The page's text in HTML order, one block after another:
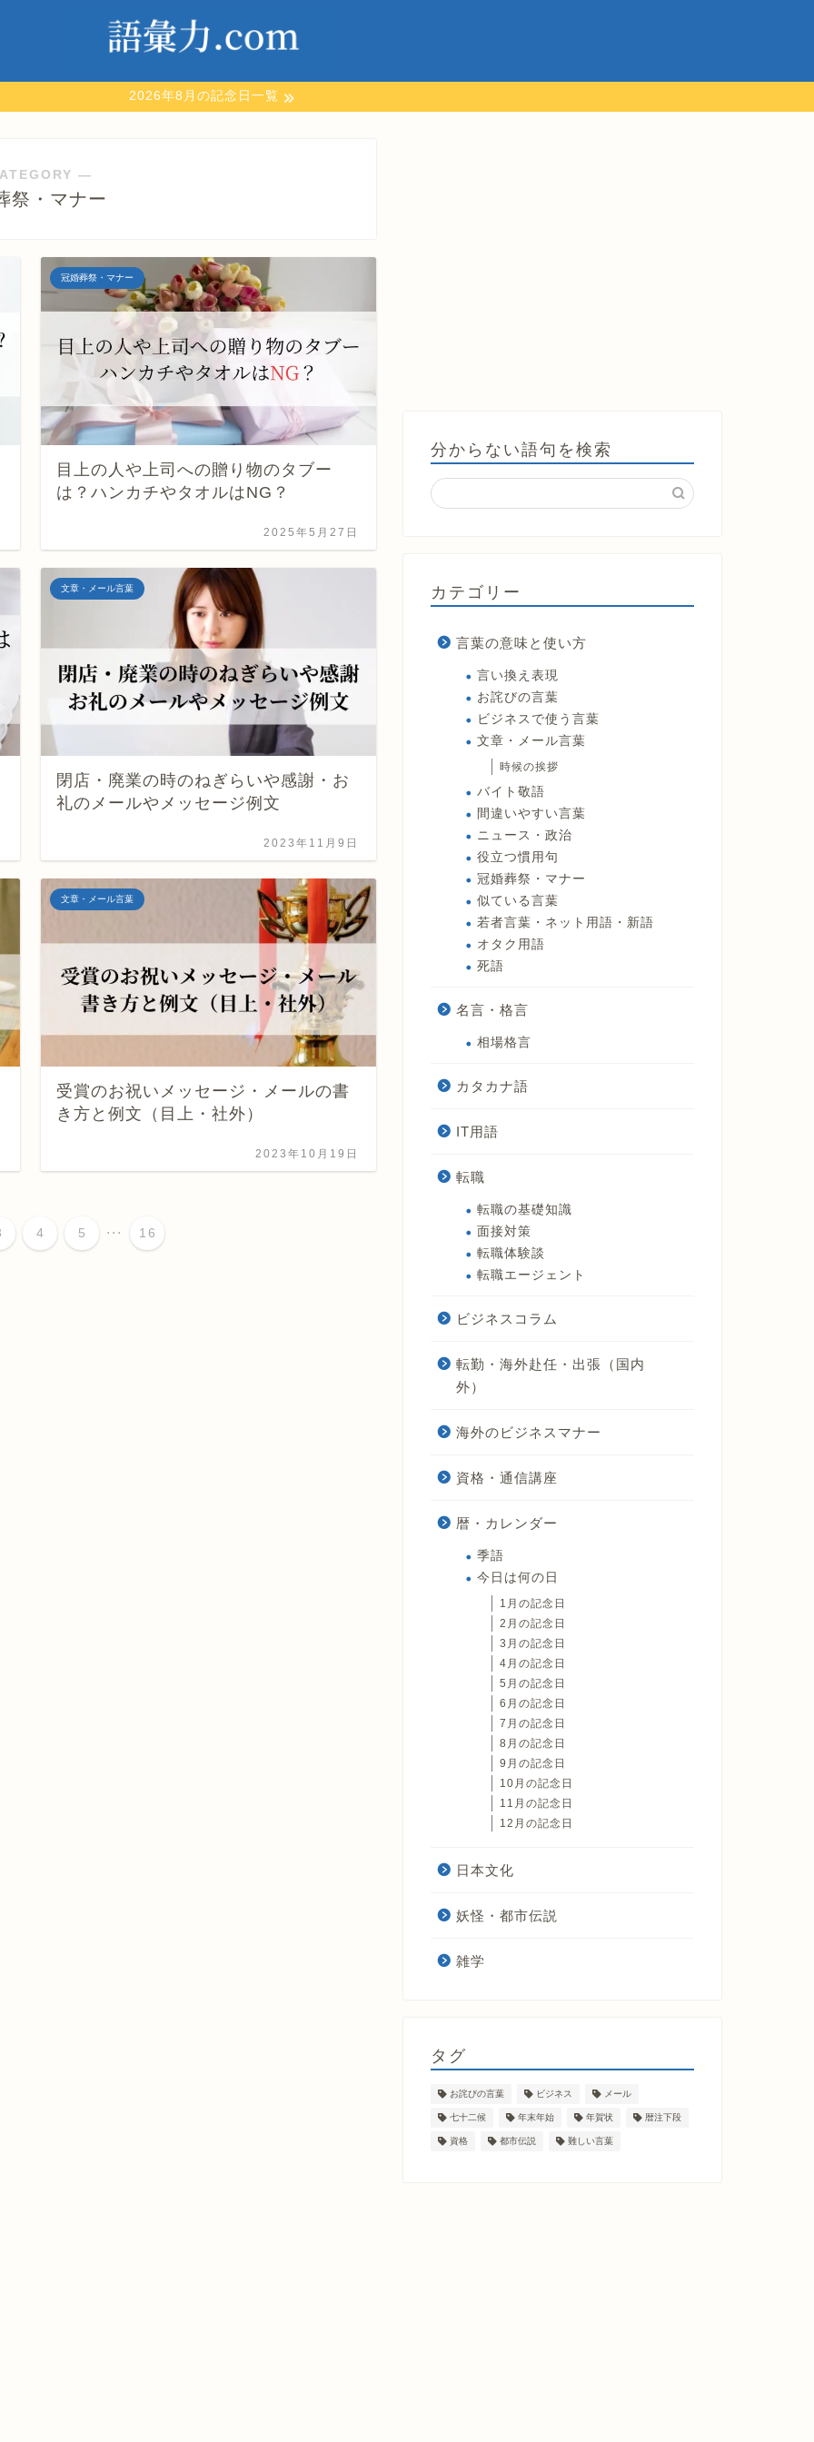
2026年8月の記念日一覧
―
祭・マナー
冠婚葬祭・マナー
目上の人や上司への贈り物のタブー
は？ハンカチやタオルはNG？
2025年5月27日
文章・メール言葉
閉店・廃業の時のねぎらいや感謝・お
礼のメールやメッセージ例文
2023年11月9日
文章・メール言葉
受賞のお祝いメッセージ・メールの書
き方と例文（目上・社外）
2023年10月19日
4 5 ... 16
分からない語句を検索
カテゴリー
言葉の意味と使い方
言い換え表現
お詫びの言葉
ビジネスで使う言葉
文章・メール言葉
時候の挨拶
バイト敬語
間違いやすい言葉
ニュース・政治
役立つ慣用句
冠婚葬祭・マナー
似ている言葉
若者言葉・ネット用語・新語
オタク用語
死語
名言・格言
相場格言
カタカナ語
IT用語
転職
転職の基礎知識
面接対策
転職体験談
転職エージェント
ビジネスコラム
転勤・海外赴任・出張（国内
外）
海外のビジネスマナー
資格・通信講座
暦・カレンダー
季語
今日は何の日
1月の記念日
2月の記念日
3月の記念日
4月の記念日
5月の記念日
6月の記念日
7月の記念日
8月の記念日
9月の記念日
10月の記念日
11月の記念日
12月の記念日
日本文化
妖怪・都市伝説
雑学
タグ
お詫びの言葉 ビジネス メール
七十二候 年末年始 年賀状 暦注下段
資格 都市伝説 難しい言葉